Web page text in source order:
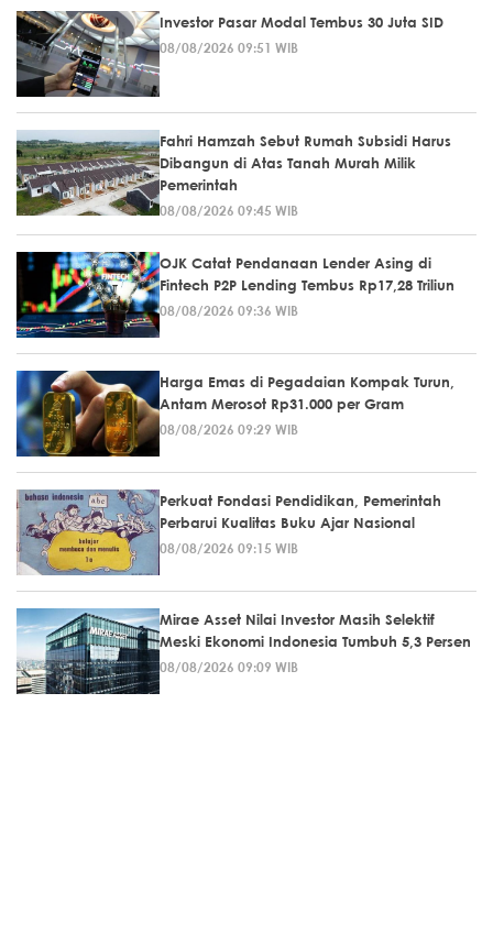
Investor Pasar Modal Tembus 30 Juta SID
08/08/2026 09:51 WIB
Fahri Hamzah Sebut Rumah Subsidi Harus
Dibangun di Atas Tanah Murah Milik
Pemerintah
08/08/2026 09:45 WIB
OJK Catat Pendanaan Lender Asing di
Fintech P2P Lending Tembus Rp17,28 Triliun
08/08/2026 09:36 WIB
Harga Emas di Pegadaian Kompak Turun,
Antam Merosot Rp31.000 per Gram
08/08/2026 09:29 WIB
Perkuat Fondasi Pendidikan, Pemerintah
Perbarui Kualitas Buku Ajar Nasional
08/08/2026 09:15 WIB
Mirae Asset Nilai Investor Masih Selektif
Meski Ekonomi Indonesia Tumbuh 5,3 Persen
08/08/2026 09:09 WIB